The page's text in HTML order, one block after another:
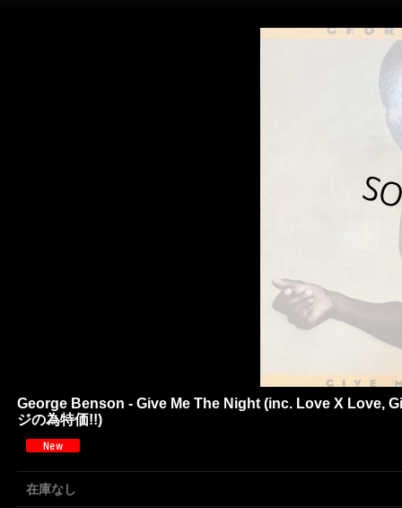
George Benson - Give Me The Night (inc. Love X Love,
ジの為特価!!)
在庫なし